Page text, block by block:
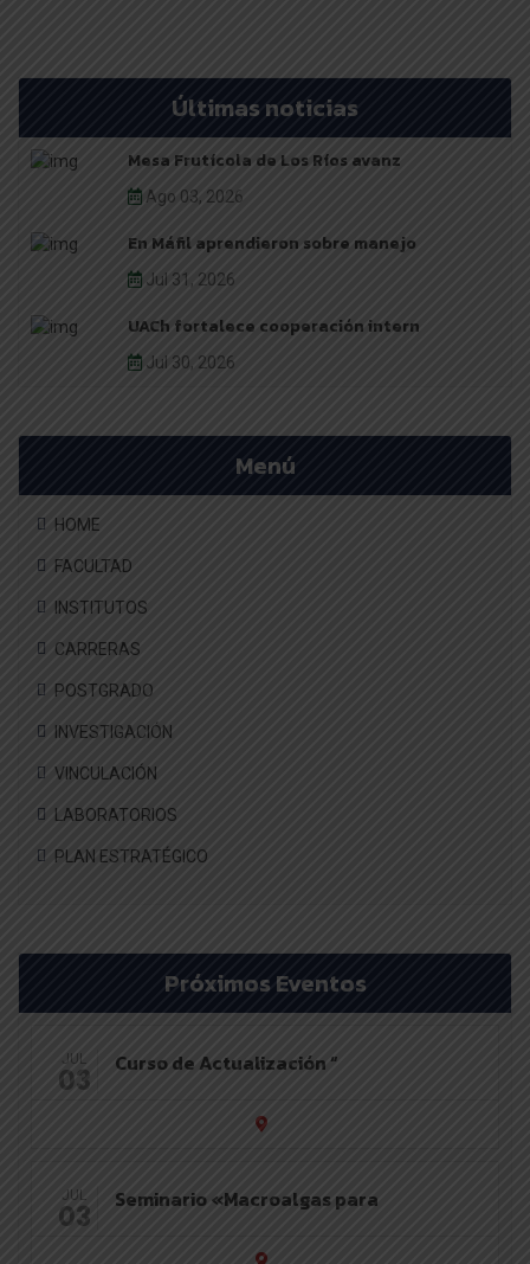
Últimas noticias
Mesa Frutícola de Los Ríos avanz
Ago 03, 2026
En Máfil aprendieron sobre manejo
Jul 31, 2026
UACh fortalece cooperación intern
Jul 30, 2026
Menú
HOME
FACULTAD
INSTITUTOS
CARRERAS
POSTGRADO
INVESTIGACIÓN
VINCULACIÓN
LABORATORIOS
PLAN ESTRATÉGICO
Próximos Eventos
JUL
03 Curso de Actualización “
JUL
03 Seminario «Macroalgas para